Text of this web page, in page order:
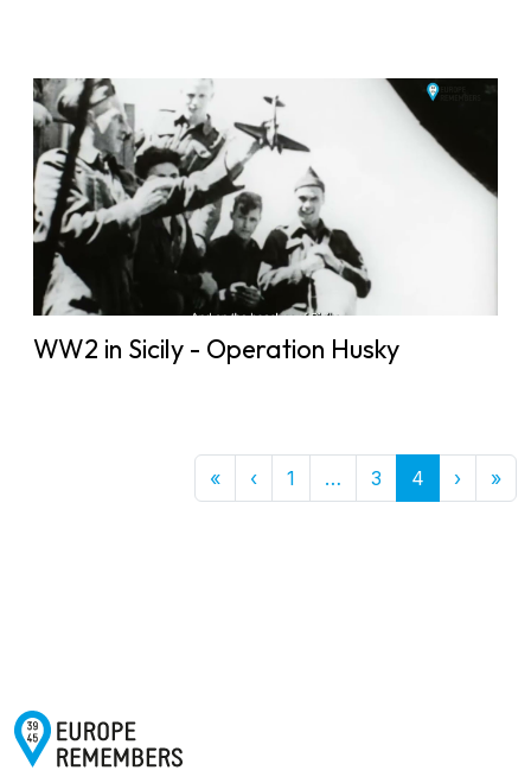
WW2 in Sicily - Operation Husky
«First
‹Previous
1 … More
3 4 › Next
»